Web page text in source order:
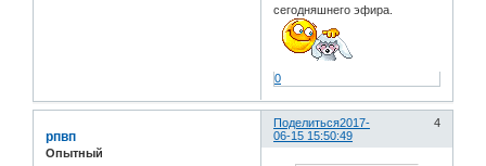
сегодняшнего эфира.
0
Поделиться 4
2017-
06-15 15:50:49
рпвп
Опытный